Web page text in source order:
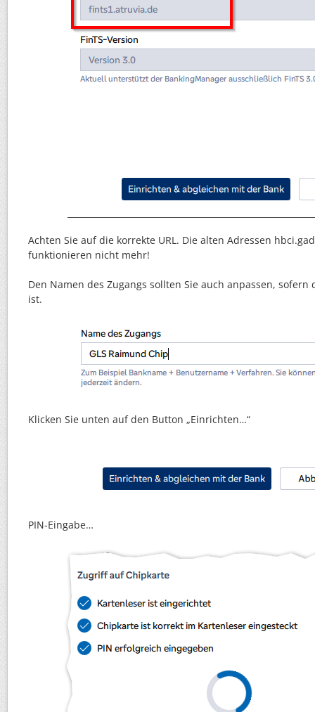
Achten Sie auf die korrekte URL. Die alten Adressen
funktionieren nicht mehr!
Den Namen des Zugangs sollten Sie auch anpassen,
ist.
Klicken Sie unten auf den Button „Einrichten…“
PIN-Eingabe…